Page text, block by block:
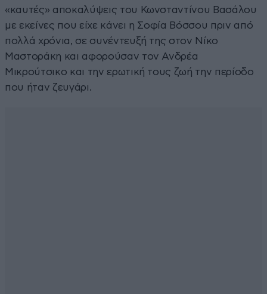
«καυτές» αποκαλύψεις του Κωνσταντίνου Βασάλου
με εκείνες που είχε κάνει η Σοφία Βόσσου πριν από
πολλά χρόνια, σε συνέντευξή της στον Νίκο
Μαστοράκη και αφορούσαν τον Ανδρέα
Μικρούτσικο και την ερωτική τους ζωή την περίοδο
που ήταν ζευγάρι.